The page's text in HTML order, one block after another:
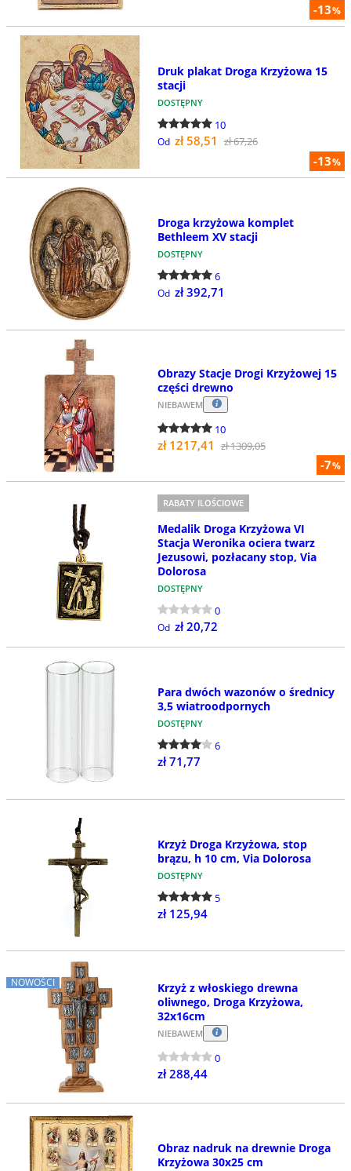
-13%
-13%
Druk plakat Droga Krzyżowa 15
stacji
DOSTĘPNY
10
Od zł 58,51 zł 67,26
Droga krzyżowa komplet
Bethleem XV stacji
DOSTĘPNY
6
Od zł 392,71
-7%
Obrazy Stacje Drogi Krzyżowej 15
części drewno
NIEBAWEM
10
zł 1217,41 zł 1309,05
RABATY ILOŚCIOWE
Medalik Droga Krzyżowa VI
Stacja Weronika ociera twarz
Jezusowi, pozłacany stop, Via
Dolorosa
DOSTĘPNY
0
Od zł 20,72
Para dwóch wazonów o średnicy
3,5 wiatroodpornych
DOSTĘPNY
6
zł 71,77
Krzyż Droga Krzyżowa, stop
brązu, h 10 cm, Via Dolorosa
DOSTĘPNY
5
zł 125,94
NOWOŚCI
Krzyż z włoskiego drewna
oliwnego, Droga Krzyżowa,
32x16cm
NIEBAWEM
0
zł 288,44
Obraz nadruk na drewnie Droga
Krzyżowa 30x25 cm